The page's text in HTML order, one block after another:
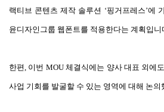
랙티브 콘텐츠 제작 솔루션 ‘핑거프레스’에
윤디자인그룹 웹폰트를 적용한다는 계획입니
한편, 이번 MOU 체결식에는 양사 대표 외에
사업 기회를 발굴할 수 있는 영역에 대해 논의